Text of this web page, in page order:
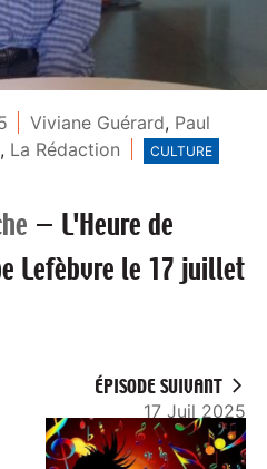
Viviane Guérard, Paul
, La Rédaction CULTURE
— L'Heure de
Lefèbvre le 17 juillet
ÉPISODE SUIVANT
17 Juil 2025